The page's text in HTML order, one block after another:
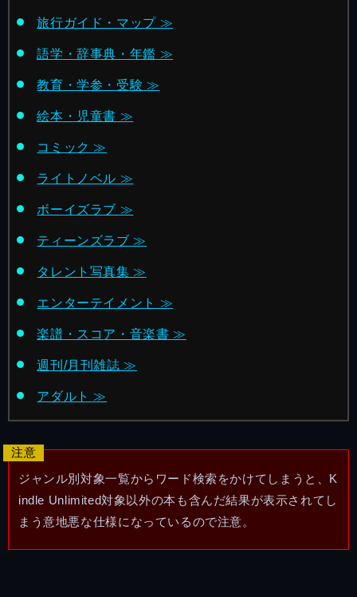
旅行ガイド・マップ ≫
語学・辞事典・年鑑 ≫
教育・学参・受験 ≫
絵本・児童書 ≫
コミック ≫
ライトノベル ≫
ボーイズラブ ≫
ティーンズラブ ≫
タレント写真集 ≫
エンターテイメント ≫
楽譜・スコア・音楽書 ≫
週刊/月刊雑誌 ≫
アダルト ≫
ジャンル別対象一覧からワード検索をかけてしまうと、K
indle Unlimited対象以外の本も含んだ結果が表示されてし
まう意地悪な仕様になっているので注意。